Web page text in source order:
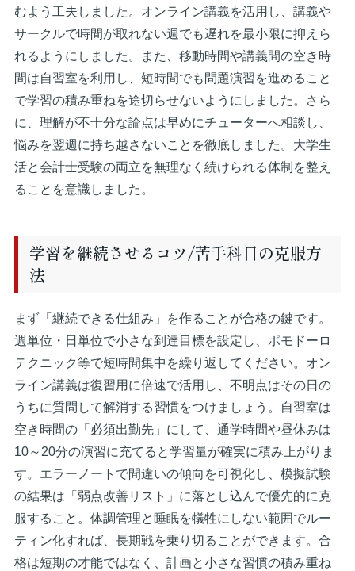
むよう工夫しました。オンライン講義を活用し、講義や
サークルで時間が取れない週でも遅れを最小限に抑えら
れるようにしました。また、移動時間や講義間の空き時
間は自習室を利用し、短時間でも問題演習を進めること
で学習の積み重ねを途切らせないようにしました。さら
に、理解が不十分な論点は早めにチューターへ相談し、
悩みを翌週に持ち越さないことを徹底しました。大学生
活と会計士受験の両立を無理なく続けられる体制を整え
ることを意識しました。
学習を継続させるコツ/苦手科目の克服方
法
まず「継続できる仕組み」を作ることが合格の鍵です。
週単位・日単位で小さな到達目標を設定し、ポモドーロ
テクニック等で短時間集中を繰り返してください。オン
ライン講義は復習用に倍速で活用し、不明点はその日の
うちに質問して解消する習慣をつけましょう。自習室は
空き時間の「必須出勤先」にして、通学時間や昼休みは
10～20分の演習に充てると学習量が確実に積み上がりま
す。エラーノートで間違いの傾向を可視化し、模擬試験
の結果は「弱点改善リスト」に落とし込んで優先的に克
服すること。体調管理と睡眠を犠牲にしない範囲でルー
ティン化すれば、長期戦を乗り切ることができます。合
格は短期の才能ではなく、計画と小さな習慣の積み重ね